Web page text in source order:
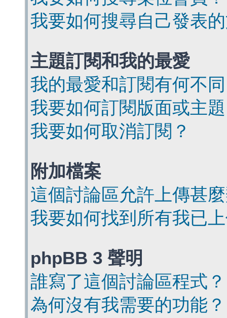
我要如何搜尋自己發表
主題訂閱和我的最愛
我的最愛和訂閱有何不
我要如何訂閱版面或主
我要如何取消訂閱？
附加檔案
這個討論區允許上傳甚
我要如何找到所有我已
phpBB 3 聲明
誰寫了這個討論區程式？
為何沒有我需要的功能？